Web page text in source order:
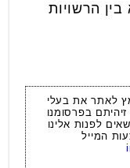
הרשויות
לאתר את בעלי
זיהיתם בפרסומנו
לפנות אלינו
המייל